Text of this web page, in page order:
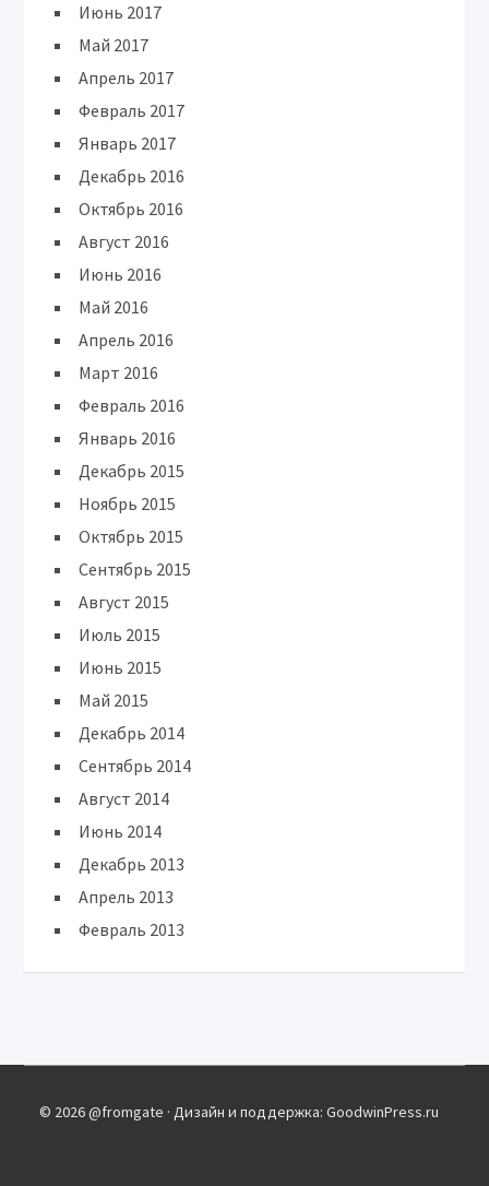
Июнь 2017
Май 2017
Апрель 2017
Февраль 2017
Январь 2017
Декабрь 2016
Октябрь 2016
Август 2016
Июнь 2016
Май 2016
Апрель 2016
Март 2016
Февраль 2016
Январь 2016
Декабрь 2015
Ноябрь 2015
Октябрь 2015
Сентябрь 2015
Август 2015
Июль 2015
Июнь 2015
Май 2015
Декабрь 2014
Сентябрь 2014
Август 2014
Июнь 2014
Декабрь 2013
Апрель 2013
Февраль 2013
© 2026 @fromgate · Дизайн и поддержка: GoodwinPress.ru